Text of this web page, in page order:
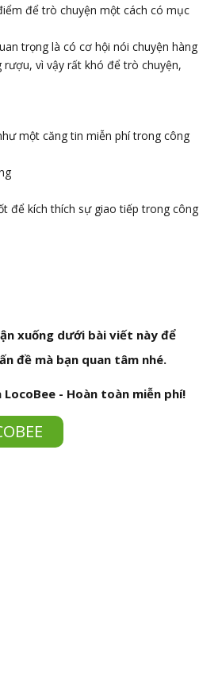
để trò chuyện một cách có mục
trọng là có cơ hội nói chuyện hàng
vì vậy rất khó để trò chuyện,
một căng tin miễn phí trong công
để kích thích sự giao tiếp trong công
xuống dưới bài viết này để
đề mà bạn quan tâm nhé.
- Hoàn toàn miễn phí!